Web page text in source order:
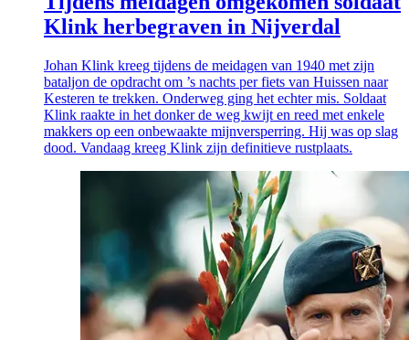
Klink herbegraven in Nijverdal
Johan Klink kreeg tijdens de meidagen van 1940 met zijn
bataljon de opdracht om ’s nachts per fiets van Huissen naar
Kesteren te trekken. Onderweg ging het echter mis. Soldaat
Klink raakte in het donker de weg kwijt en reed met enkele
makkers op een onbewaakte mijnversperring. Hij was op slag
dood. Vandaag kreeg Klink zijn definitieve rustplaats.